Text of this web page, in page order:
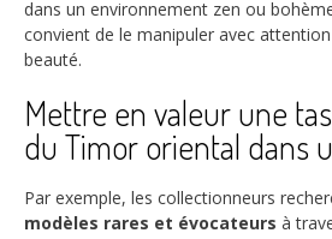
dans un environnement zen ou
convient de le manipuler avec
beauté.
Mettre en valeur une
du Timor oriental dans
Par exemple, les collectionneurs
modèles rares et évocateurs à